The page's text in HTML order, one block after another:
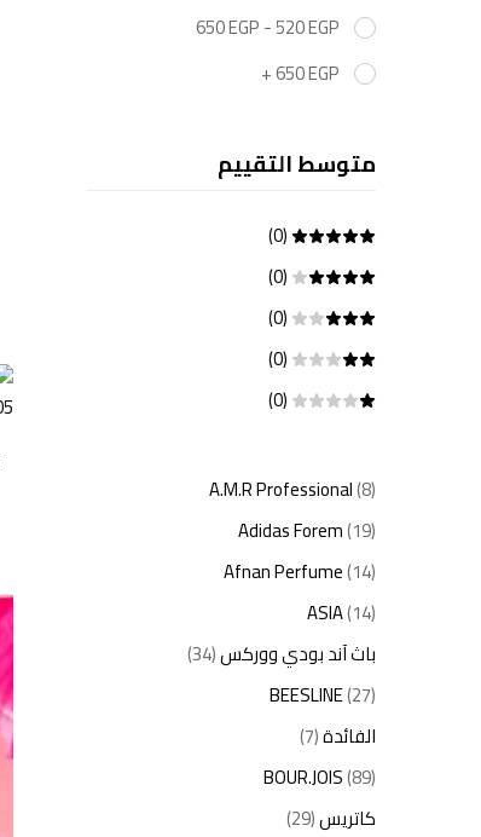
520EGP
-
650EGP
650EGP
+
متوسط التقييم
(0)
(0)
(0)
(0)
(0)
A.M.R Professional(8)
Adidas Forem(19)
Afnan Perfume(14)
ASIA(14)
باث آند بودي ووركس(34)
BEESLINE(27)
الفائدة(7)
BOUR.JOIS(89)
كاتريس(29)